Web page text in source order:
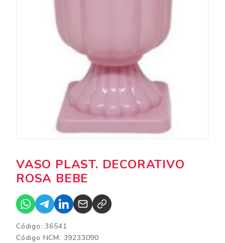
VASO PLAST. DECORATIVO
ROSA BEBE
Código: 36541
Código NCM: 39233090